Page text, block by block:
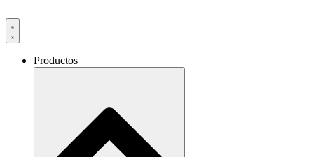
Productos